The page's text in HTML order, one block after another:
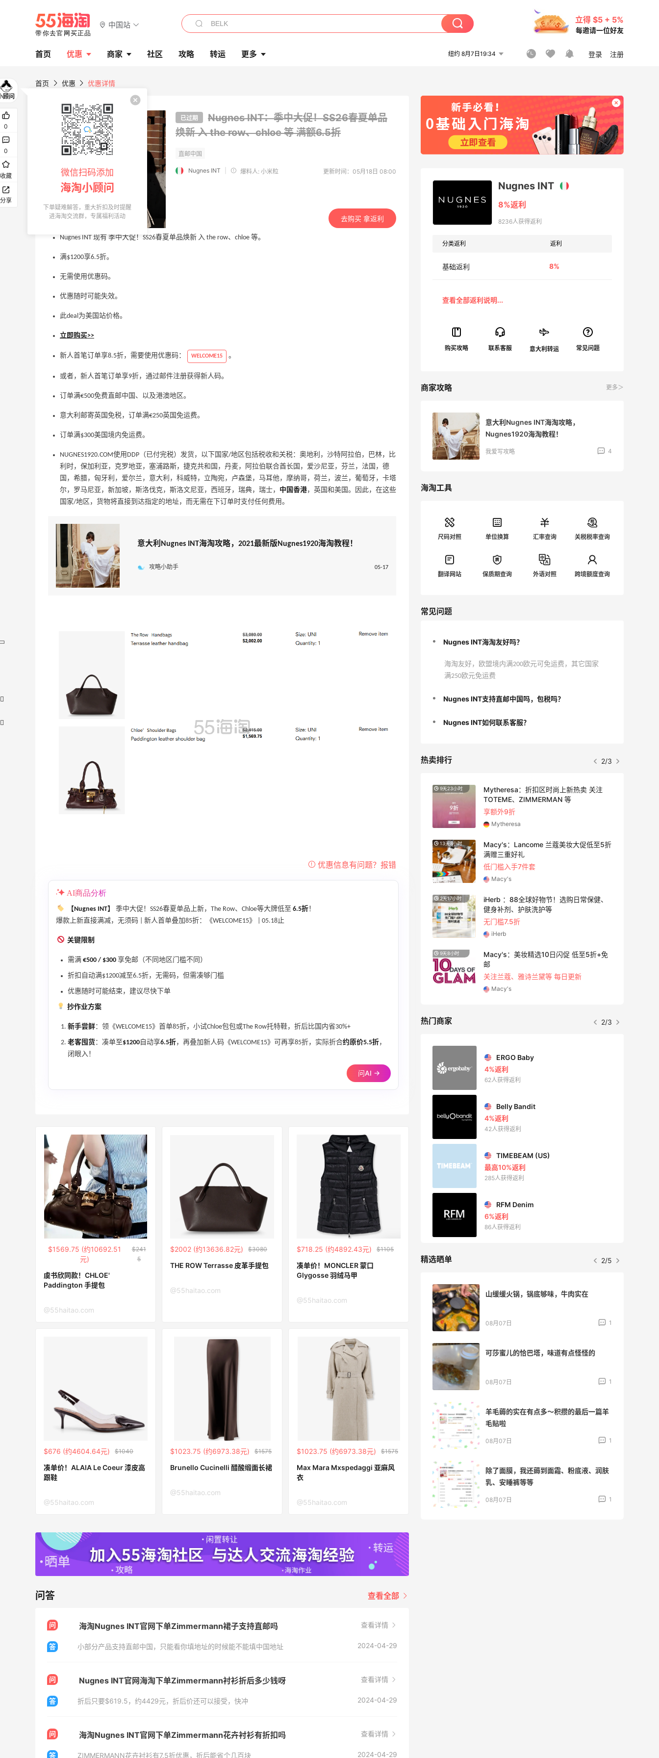
中国站
立得 $5 + 5%
每邀请一位好友
首页 优惠 商家 社区 攻略 转运 更多 纽约 8月7日19:34 登录 注册
首页 优惠 优惠详情
已过期
Nugnes INT：季中大促！SS26春夏单品
焕新 入 the row、chloe 等满额6.5折
Nugnes INT 爆料人: 小米粒 更新时间：05月18日 08:00
去购买 拿返利
Nugnes INT 现有 季中大促！SS26春夏单品焕新 入 the row、chloe 等。
满$1200享6.5折。
无需使用优惠码。
优惠随时可能失效。
此deal为美国站价格。
立即购买>>
新人首笔订单享8.5折，需要使用优惠码： WELCOME15 。
或者，新人首笔订单享9折，通过邮件注册获得新人码。
订单满€500免费直邮中国、以及港澳地区。
意大利邮寄英国免税，订单满€250英国免运费。
订单满$300美国境内免运费。
NUGNES1920.COM使用DDP（已付完税）发货，以下国家/地区包括税收和关税：奥地利，沙特阿拉伯，巴林，比
利时，保加利亚，克罗地亚，塞浦路斯，捷克共和国，丹麦，阿拉伯联合酋长国，爱沙尼亚，芬兰，法国，德
国，希腊，匈牙利，爱尔兰，意大利，科威特，立陶宛，卢森堡，马耳他，摩纳哥，荷兰，波兰，葡萄牙，卡塔
尔，罗马尼亚，新加坡，斯洛伐克，斯洛文尼亚，西班牙，瑞典，瑞士， 中国香港，英国和美国。因此，在这些
国家/地区，货物将直接到达指定的地址，而无需在下订单时支付任何费用。
意大利Nugnes INT海淘攻略，2021最新版Nugnes1920海淘教程！
攻略小助手 05-17
AI商品分析
【Nugnes INT】 季中大促！SS26春夏单品上新，The Row、Chloe等大牌低至 6.5折！
爆款上新直接满减，无须码 | 新人首单叠加85折：《WELCOME15》 | 05.18止
关键限制
需满 €500 / $300 享免邮（不同地区门槛不同）
折扣自动满$1200减至6.5折，无需码，但需凑够门槛
优惠随时可能结束，建议尽快下单
抄作业方案
新手尝鲜：领《WELCOME15》首单85折，小试Chloe包包或The Row托特鞋，折后比国内省30%+
老客囤货：凑单至$1200 自动享6.5折，再叠加新人码《WELCOME15》可再享85折，实际折合约原价5.5折，
闭眼入！
问AI →
$1569.75 (约10692.51
元)
$241
5
虞书欣同款！CHLOE'
Paddington 手提包
@55haitao.com
$2002 (约13636.82元) $3080
THE ROW Terrasse 皮革手提包
@55haitao.com
$718.25 (约4892.43元) $1105
凑单价！MONCLER 蒙口
Glygosse 羽绒马甲
@55haitao.com
$676 (约4604.64元) $1040
凑单价！ALAIA Le Coeur 漆皮高
跟鞋
@55haitao.com
$1023.75 (约6973.38元) $1575
Brunello Cucinelli 醋酸缎面长裙
@55haitao.com
$1023.75 (约6973.38元) $1575
Max Mara Mxspedaggi 亚麻风
衣
@55haitao.com
问答 查看全部
问 海淘Nugnes INT官网下单Zimmermann裙子支持直邮吗 查看详情
答 小部分产品支持直邮中国，只能看你填地址的时候能不能填中国地址 2024-04-29
问 Nugnes INT官网海淘下单Zimmermann衬衫折后多少钱呀 查看详情
答 折后只要$619.5，约4429元，折后价还可以接受，快冲 2024-04-29
问 海淘Nugnes INT官网下单Zimmermann花卉衬衫有折扣吗 查看详情
答 ZIMMERMANN花卉衬衫有7.5折优惠，折后能省个几百块 2024-04-29
Nugnes INT
8%返利
8236人获得返利
分类返利 返利
基础返利 8%
意大利转运
商家攻略 更多＞
我爱写攻略
意大利Nugnes INT海淘攻略，
Nugnes1920海淘教程！
我爱写攻略 4
海淘工具
尺码对照 单位换算 汇率查询 关税税率查询
翻译网站 保质期查询 外语对照 跨境额度查询
常见问题
Nugnes INT海淘友好吗？
海淘友好，欧盟境内满200欧元可免运费，其它国家
满250欧元免运费
Nugnes INT支持直邮中国吗，包税吗？
Nugnes INT如何联系客服？
热卖排行 3/3
【55专享】Bobbi Brown 美网：美妆礼
遇！满$150立省$50
满赠正装橘子眼霜+精华唇蜜等好礼
Bloomingdales
Columbia Sportswear：夏季大促！哥伦
比亚运动热卖
低至6折
Bloomingdales：美妆大促！入手 Dior、
Prada、TF 等
满$200享8.5折优惠+部分送好礼
Bloomingdales
低门槛入手7件套
Macy's
健身补剂、护肤洗护等
无门槛7.5折
5天8小时
Macy's：返校季大促 精选童装热卖 部分
尺码成人可穿
低至5折
Macy's
3天17小时
LN-CC：限时大促！入手 Ganni、Acne、
西太后等
低至4折+额外8折
LN-CC
8小时
Macy's：美妆10日闪促精选低至5折 8/7
更新
今日关注：雅诗兰黛洁面、兰蔻遮瑕等
Macy's
3天11小时
Bobbi Brown 美网：护肤专场热卖！入新
版橘子面霜
满$150减$50+满送4件礼
Bobbi Brown
热门商家 3/3
Mac Duggal
Eileen Fisher
最高2%返利
5139人获得返利
Matte Collection
最高3%返利
510人获得返利
TIMEBEAM (US)
285人获得返利
RFM Denim
86人获得返利
Private Internet Access VPN
最高70%返利
187人获得返利
COUTR
6%返利
227人获得返利
精选晒单 3/5
亮亮的发夹再买两个！走了55有额外的返
为了这家烧烤，我必然还要再去新疆
又去皮爷喝下午茶了，香蕉布朗尼超好吃
08月07日
可莎蜜儿的恰巴塔，味道有点怪怪的
除了面膜，我还薅到面霜、粉底液、润肤
乳、安睡裤等等
08月07日
再来我的面膜羊毛分享～又薅到了10片面
08月07日 1
京东薅面膜太爽啦～每天都可以收货面膜
08月07日 1
Origins悦木之源美网海淘攻略，Origins
海淘教程
08月07日 1
哈哈，这杯霸王茶姬买得真划算！
08月07日 1
0
0
收藏
分享
微信扫码添加
海淘小顾问
下单疑难解答，重大折扣及时提醒
进海淘交流群，专属福利活动